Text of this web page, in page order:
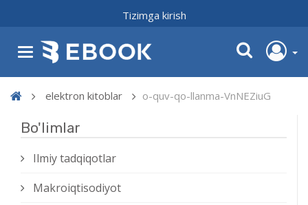
Tizimga kirish
elektron kitoblar o-quv-qo-llanma-VnNEZiuG
Bo'limlar
Ilmiy tadqiqotlar
Makroiqtisodiyot